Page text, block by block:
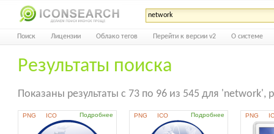
Поиск Лицензии Облако тегов Перейти к версии v2 О системе
Результаты поиска
Показаны результаты с 73 по 96 из 545 для 'network',
PNG ICO Подробнее PNG ICO Подробнее PNG